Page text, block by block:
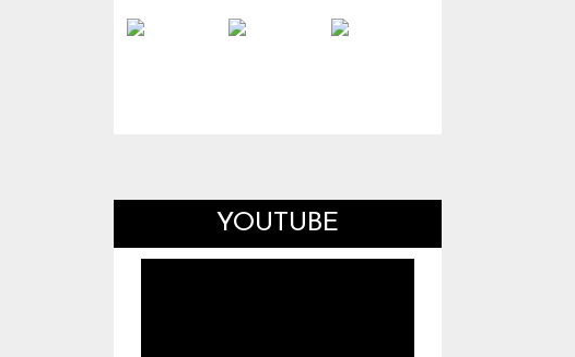
YOUTUBE